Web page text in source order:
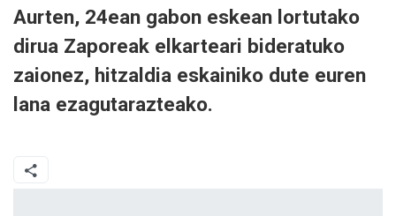
Aurten, 24ean gabon eskean lortutako
dirua Zaporeak elkarteari bideratuko
zaionez, hitzaldia eskainiko dute euren
lana ezagutarazteako.